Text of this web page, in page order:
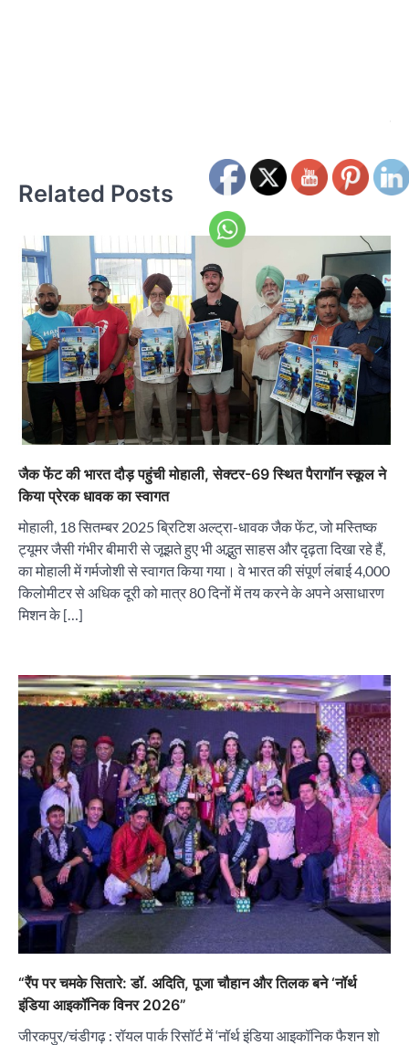
Related Posts
जैक फेंट की भारत दौड़ पहुंची मोहाली, सेक्टर-69 स्थित पैरागॉन स्कूल ने
किया प्रेरक धावक का स्वागत
मोहाली, 18 सितम्बर 2025 ब्रिटिश अल्ट्रा-धावक जैक फेंट, जो मस्तिष्क
ट्यूमर जैसी गंभीर बीमारी से जूझते हुए भी अद्भुत साहस और दृढ़ता दिखा रहे हैं,
का मोहाली में गर्मजोशी से स्वागत किया गया। वे भारत की संपूर्ण लंबाई 4,000
किलोमीटर से अधिक दूरी को मात्र 80 दिनों में तय करने के अपने असाधारण
मिशन के […]
“रैंप पर चमके सितारे: डॉ. अदिति, पूजा चौहान और तिलक बने ‘नॉर्थ
इंडिया आइकॉनिक विनर 2026”
जीरकपुर/चंडीगढ़ : रॉयल पार्क रिसॉर्ट में ‘नॉर्थ इंडिया आइकॉनिक फैशन शो